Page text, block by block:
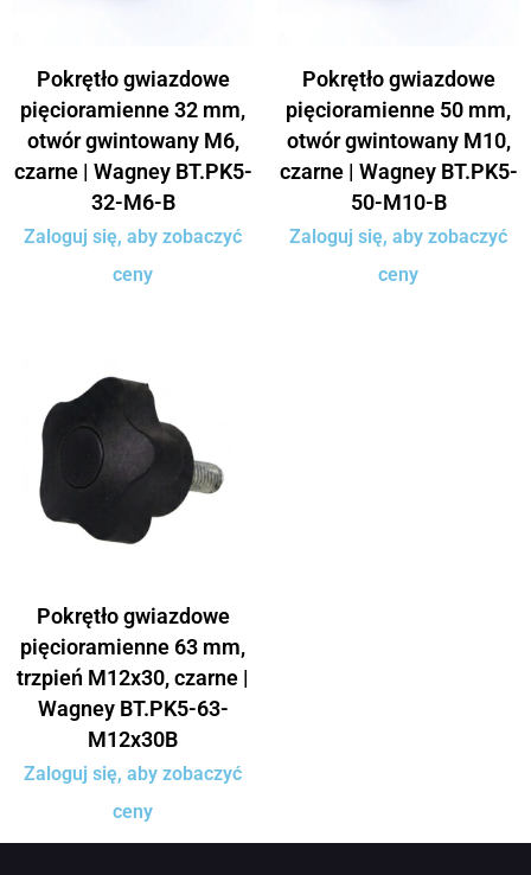
Pokrętło gwiazdowe
pięcioramienne 32 mm,
otwór gwintowany M6,
czarne | Wagney BT.PK5-
32-M6-B
Zaloguj się, aby zobaczyć
ceny
Pokrętło gwiazdowe
pięcioramienne 50 mm,
otwór gwintowany M10,
czarne | Wagney BT.PK5-
50-M10-B
Zaloguj się, aby zobaczyć
ceny
Pokrętło gwiazdowe
pięcioramienne 63 mm,
trzpień M12x30, czarne |
Wagney BT.PK5-63-
M12x30B
Zaloguj się, aby zobaczyć
ceny